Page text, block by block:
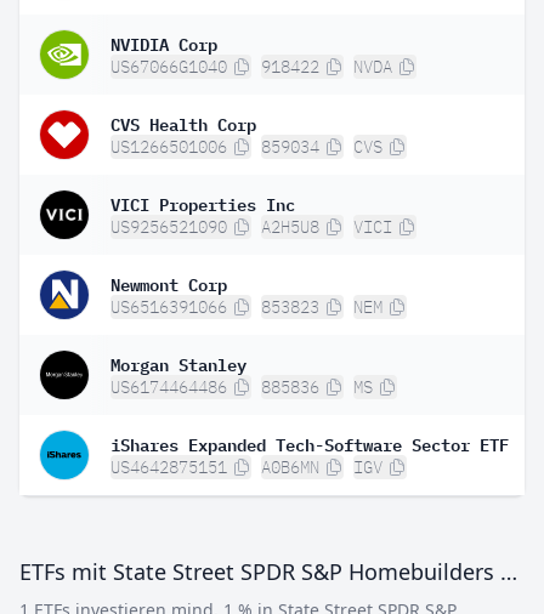
NVIDIA Corp
US67066G1040 918422 NVDA
CVS Health Corp
US1266501006 859034 CVS
VICI Properties Inc
US9256521090 A2H5U8 VICI
Newmont Corp
US6516391066 853823 NEM
Morgan Stanley
US6174464486 885836 MS
iShares Expanded Tech-Software Sector ETF
US4642875151 A0B6MN IGV
ETFs mit State Street SPDR S&P Homebuilders ETF